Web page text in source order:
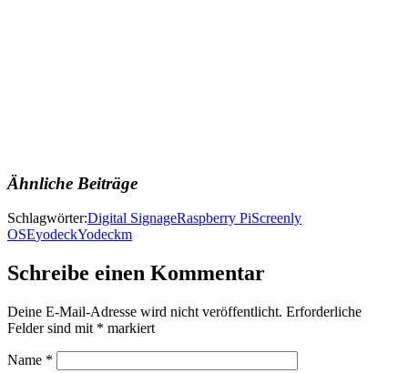
Ähnliche Beiträge
Schlagwörter:Digital SignageRaspberry PiScreenly
OSEyodeckYodeckm
Schreibe einen Kommentar
Deine E-Mail-Adresse wird nicht veröffentlicht. Erforderliche
Felder sind mit * markiert
Name *